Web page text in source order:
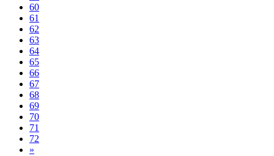
60
61
62
63
64
65
66
67
68
69
70
71
72
»